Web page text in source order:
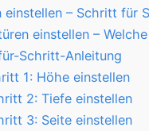
einstellen – Schritt für
einstellen –
Schritt-Anleitung
1: Höhe einstellen
2: Tiefe einstellen
3: Seite einstellen